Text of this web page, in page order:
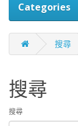
Categories
搜尋
搜尋
搜尋